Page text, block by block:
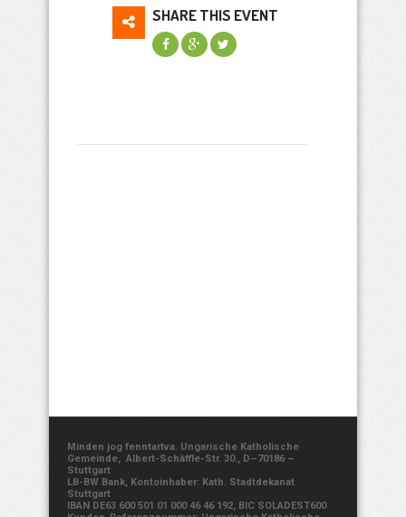
SHARE THIS EVENT
Minden jog fenntartva. Ungarische Katholische
Gemeinde, Albert-Schäffle-Str. 30., D–70186 –
Stuttgart
LB-BW Bank, Kontoinhaber: Kath. Stadtdekanat
Stuttgart
IBAN DE63 600 501 01 000 46 46 192, BIC SOLADEST600